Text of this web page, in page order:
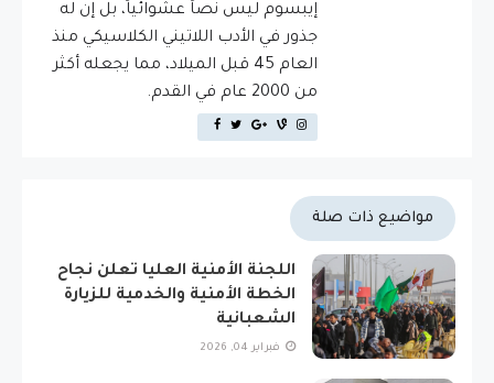
إيبسوم ليس نصاَ عشوائياً، بل إن له
جذور في الأدب اللاتيني الكلاسيكي منذ
العام 45 قبل الميلاد، مما يجعله أكثر
من 2000 عام في القدم.
مواضيع ذات صلة
اللجنة الأمنية العليا تعلن نجاح
الخطة الأمنية والخدمية للزيارة
الشعبانية
فبراير 04, 2026